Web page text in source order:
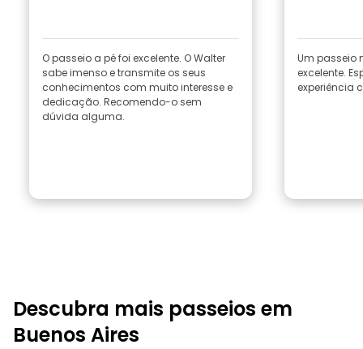
O passeio a pé foi excelente. O Walter
sabe imenso e transmite os seus
conhecimentos com muito interesse e
dedicação. Recomendo-o sem
dúvida alguma.
Um passeio
excelente.
experiência
Descubra mais passeios em
Buenos Aires